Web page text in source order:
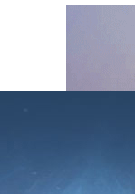
没有客户的